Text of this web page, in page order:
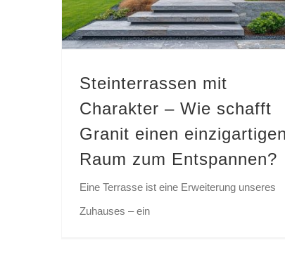
Steinterrassen mit
Charakter – Wie schafft
Granit einen einzigartigen
Raum zum Entspannen?
Eine Terrasse ist eine Erweiterung unseres
Zuhauses – ein